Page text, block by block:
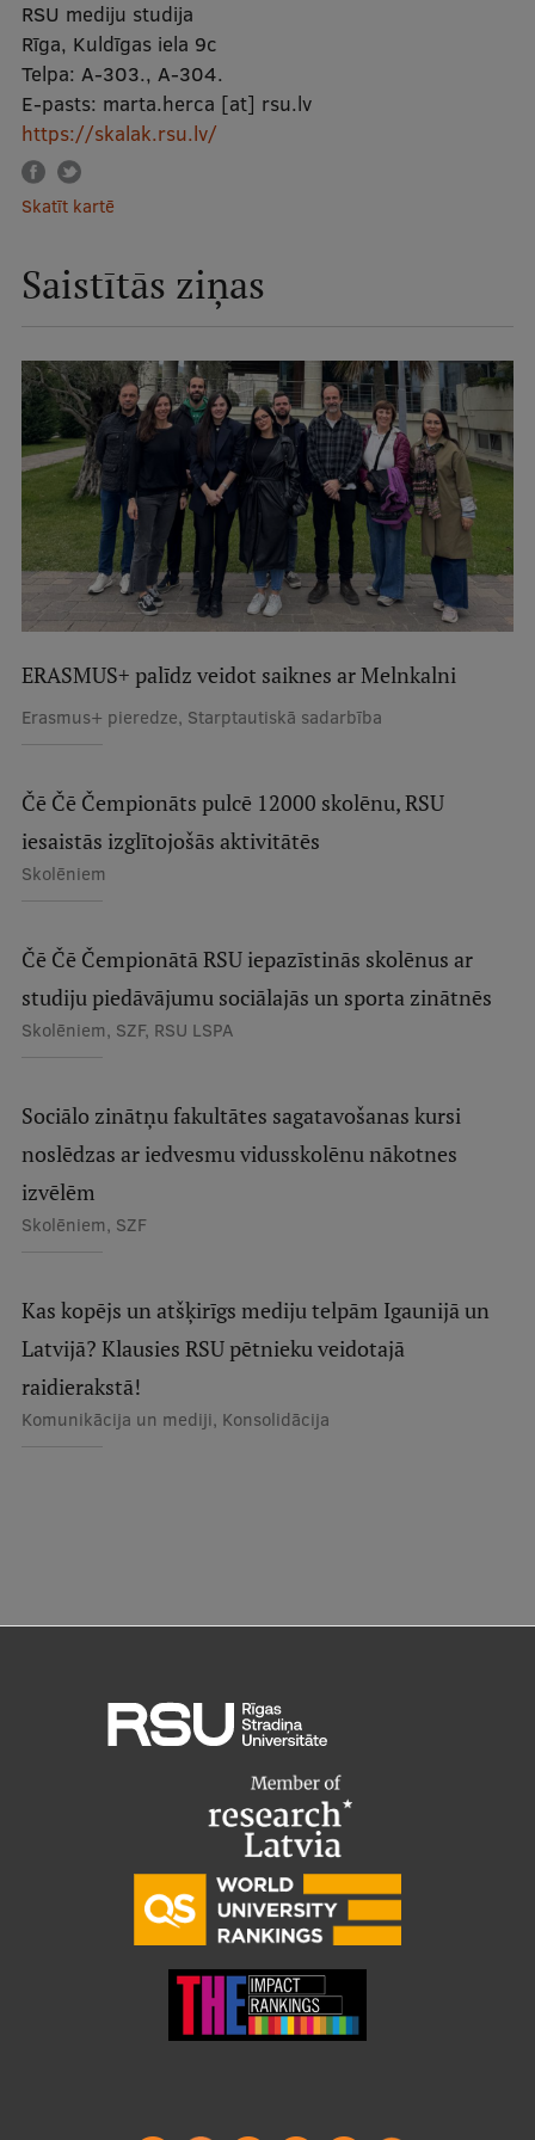
Starptautiskā sadarbība
Mobilitātes programmas
Starptautiskie projekti
EURAXESS RSU kontaktpunkts
RSU mediju studija
Rīga, Kuldīgas iela 9c
Telpa: A-303., A-304.
E-pasts: marta.herca [at] rsu.lv
https://skalak.rsu.lv/
Skatīt kartē
Saistītās ziņas
ERASMUS+ palīdz veidot saiknes ar Melnkalni
Erasmus+ pieredze, Starptautiskā sadarbība
Čē Čē Čempionāts pulcē 12000 skolēnu, RSU
iesaistās izglītojošās aktivitātēs
Skolēniem
Čē Čē Čempionātā RSU iepazīstinās skolēnus ar
studiju piedāvājumu sociālajās un sporta zinātnēs
Skolēniem, SZF, RSU LSPA
Sociālo zinātņu fakultātes sagatavošanas kursi
noslēdzas ar iedvesmu vidusskolēnu nākotnes
izvēlēm
Skolēniem, SZF
Kas kopējs un atšķirīgs mediju telpām Igaunijā un
Latvijā? Klausies RSU pētnieku veidotajā
raidierakstā!
Komunikācija un mediji, Konsolidācija